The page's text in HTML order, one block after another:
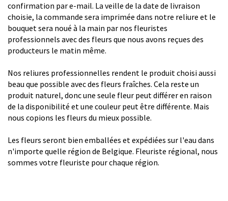
confirmation par e-mail. La veille de la date de livraison
choisie, la commande sera imprimée dans notre reliure et le
bouquet sera noué à la main par nos fleuristes
professionnels avec des fleurs que nous avons reçues des
producteurs le matin même.
Nos reliures professionnelles rendent le produit choisi aussi
beau que possible avec des fleurs fraîches. Cela reste un
produit naturel, donc une seule fleur peut différer en raison
de la disponibilité et une couleur peut être différente. Mais
nous copions les fleurs du mieux possible.
Les fleurs seront bien emballées et expédiées sur l'eau dans
n'importe quelle région de Belgique. Fleuriste régional, nous
sommes votre fleuriste pour chaque région.